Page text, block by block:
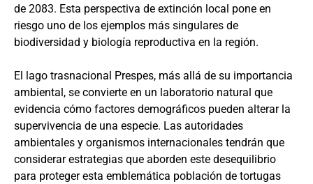
de 2083. Esta perspectiva de extinción local pone en
riesgo uno de los ejemplos más singulares de
biodiversidad y biología reproductiva en la región.
El lago trasnacional Prespes, más allá de su importancia
ambiental, se convierte en un laboratorio natural que
evidencia cómo factores demográficos pueden alterar la
supervivencia de una especie. Las autoridades
ambientales y organismos internacionales tendrán que
considerar estrategias que aborden este desequilibrio
para proteger esta emblemática población de tortugas